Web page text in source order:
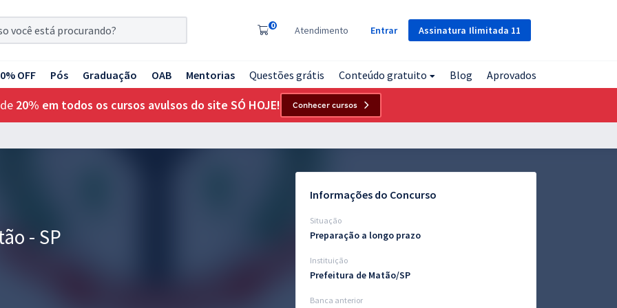
Assinatura Ilimitada 11
0 Atendimento Entrar
OFF Pós Graduação OAB Mentorias Questões grátis Conteúdo gratuito Blog Aprovados
20% em todos os cursos avulsos do site SÓ HOJE! Conhecer cursos
- SP
Informações do Concurso
Situação
Preparação a longo prazo
Instituição
Prefeitura de Matão/SP
Banca anterior